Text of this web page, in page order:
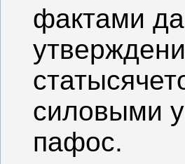
фактами
силовыми
пафос.